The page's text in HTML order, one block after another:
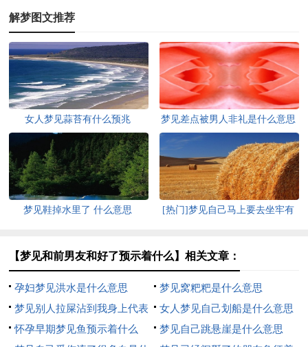
解梦图文推荐
女人梦见蒜苔有什么预兆 梦见差点被男人非礼是什么意思
梦见鞋掉水里了 什么意思
[热门]梦见自己马上要去坐牢有
【梦见和前男友和好了预示着什么】相关文章：
孕妇梦见洪水是什么意思
梦见窝粑粑是什么意思
梦见别人拉屎沾到我身上代表
什么
女人梦见自己划船是什么意思
怀孕早期梦见鱼预示着什么
梦见自己跳悬崖是什么意思